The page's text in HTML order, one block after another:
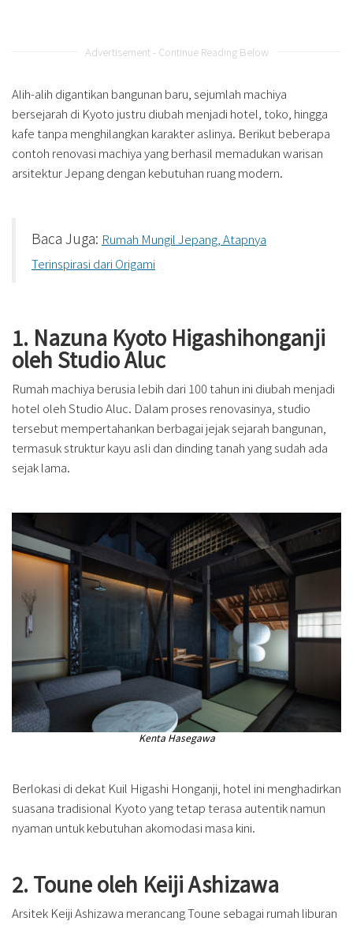
Advertisement - Continue Reading Below
Alih-alih digantikan bangunan baru, sejumlah machiya
bersejarah di Kyoto justru diubah menjadi hotel, toko, hingga
kafe tanpa menghilangkan karakter aslinya. Berikut beberapa
contoh renovasi machiya yang berhasil memadukan warisan
arsitektur Jepang dengan kebutuhan ruang modern.
Baca Juga: Rumah Mungil Jepang, Atapnya
Terinspirasi dari Origami
1. Nazuna Kyoto Higashihonganji
oleh Studio Aluc
Rumah machiya berusia lebih dari 100 tahun ini diubah menjadi
hotel oleh Studio Aluc. Dalam proses renovasinya, studio
tersebut mempertahankan berbagai jejak sejarah bangunan,
termasuk struktur kayu asli dan dinding tanah yang sudah ada
sejak lama.
Kenta Hasegawa
Berlokasi di dekat Kuil Higashi Honganji, hotel ini menghadirkan
suasana tradisional Kyoto yang tetap terasa autentik namun
nyaman untuk kebutuhan akomodasi masa kini.
2. Toune oleh Keiji Ashizawa
Arsitek Keiji Ashizawa merancang Toune sebagai rumah liburan